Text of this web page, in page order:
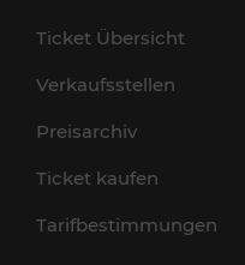
Ticket Übersicht
Verkaufsstellen
Preisarchiv
Ticket kaufen
Tarifbestimmungen